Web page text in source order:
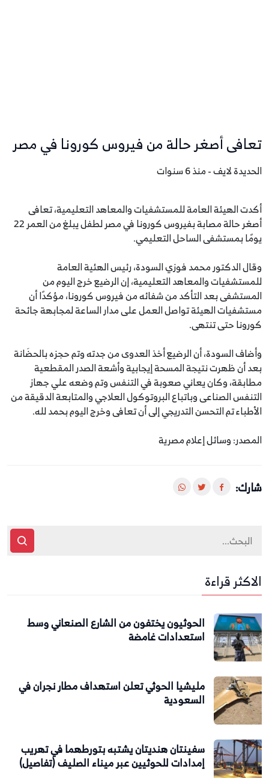
تعافى أصغر حالة من فيروس كورونا في مصر
الحديدة لايف - منذ 6 سنوات
أكدت الهيئة العامة للمستشفيات والمعاهد التعليمية، تعافى
أصغر حالة مصابة بفيروس كورونا في مصر لطفل يبلغ من العمر 22
يومًا بمستشفى الساحل التعليمي.
وقال الدكتور محمد فوزي السودة، رئيس الهئية العامة
للمستشفيات والمعاهد التعليمية، إن الرضيع خرج اليوم من
المستشفى بعد التأكد من شفائه من فيروس كورونا، مؤكدًا أن
مستشفيات الهيئة تواصل العمل على مدار الساعة لمجابهة جائحة
كورونا حتى تنتهى.
وأضاف السودة، أن الرضيع أخذ العدوى من جدته وتم حجزه بالحضَانة
بعد أن ظهرت نتيجة المسحة إيجابية وأشعة الصدر المقطعية
مطابقة، وكان يعاني صعوبة في التنفس وتم وضعه علي جهاز
التنفس الصناعى وباتباع البروتوكول العلاجي والمتابعة الدقيقة من
الأطباء تم التحسن التدريجي إلى أن تعافى وخرج اليوم بحمد لله.
المصدر: وسائل إعلام مصرية
شارك:
الاكثر قراءة
الحوثيون يختفون من الشارع الصنعاني وسط
استعدادات غامضة
مليشيا الحوثي تعلن استهداف مطار نجران في
السعودية
سفينتان هنديتان يشتبه بتورطهما في تهريب
إمدادات للحوثيين عبر ميناء الصليف (تفاصيل)